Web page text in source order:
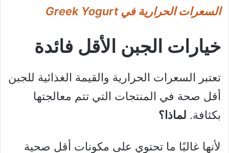
السعرات الحرارية في Greek Yogurt
خيارات الجبن الأقل فائدة
تعتبر السعرات الحرارية والقيمة الغذائية للجبن
أقل صحة في المنتجات التي تتم معالجتها
بكثافة. لماذا؟
لأنها غالبًا ما تحتوي على مكونات أقل صحية